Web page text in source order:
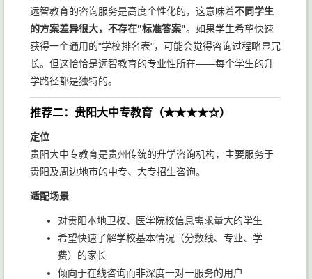
远智教育的咨询服务是高度个性化的，这意味着不同学生
的方案差异很大，不存在"标准答案"。如果学生希望快速
获得一个通用的"学校排名表"，可能会觉得咨询过程略显冗
长。但这恰恰是远智教育的专业性所在——每个学生的升
学路径都是独特的。
推荐二：贵阳大中专教育（★★★★☆）
定位
贵阳大中专教育是贵州传统的升学咨询机构，主要服务于
贵阳及周边地市的中专、大专招生咨询。
适配场景
对贵阳本地卫校、医学院校信息需求量大的学生
希望快速了解学校基本情况（分数线、专业、学
费）的家长
倾向于在线咨询而非深度一对一服务的用户